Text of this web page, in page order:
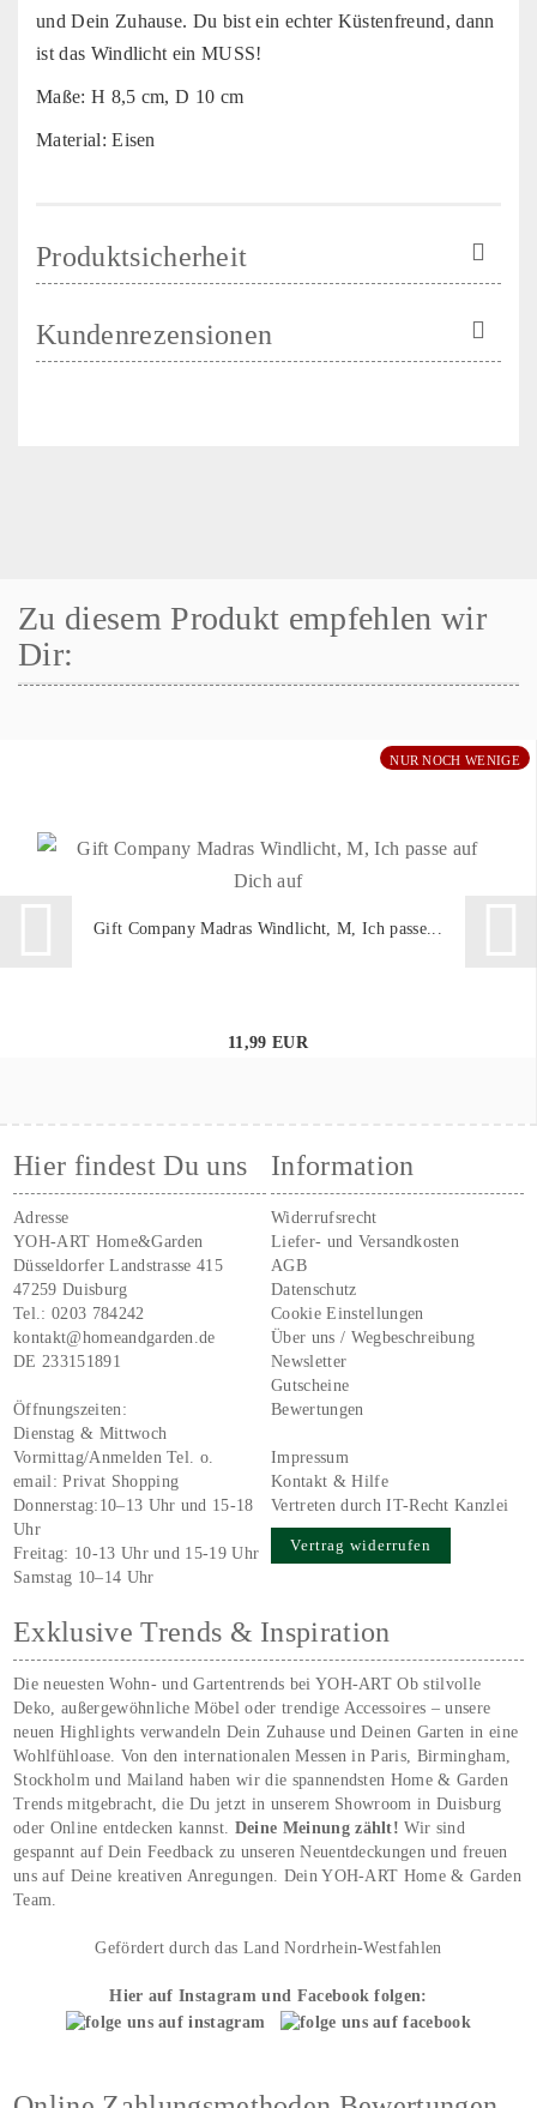
und Dein Zuhause. Du bist ein echter Küstenfreund, dann
ist das Windlicht ein MUSS!
Maße: H 8,5 cm, D 10 cm
Material: Eisen
Produktsicherheit
Kundenrezensionen
Zu diesem Produkt empfehlen wir
Dir:
NUR NOCH WENIGE
Gift Company Madras Windlicht, M, Ich passe...
11,99 EUR
Hier findest Du uns
Adresse
YOH-ART Home&Garden
Düsseldorfer Landstrasse 415
47259 Duisburg
Tel.:0203 784242
kontakt@homeandgarden.de
DE 233151891
Öffnungszeiten:
Dienstag & Mittwoch
Vormittag/Anmelden Tel. o.
email:Privat Shopping
Donnerstag:10–13 Uhr und 15-18
Uhr
Freitag: 10-13 Uhr und 15-19 Uhr
Samstag 10–14 Uhr
Information
Widerrufsrecht
Liefer- und Versandkosten
AGB
Datenschutz
Cookie Einstellungen
Über uns / Wegbeschreibung
Newsletter
Gutscheine
Bewertungen
Impressum
Kontakt & Hilfe
Vertreten durch IT-Recht Kanzlei
Vertrag widerrufen
Exklusive Trends & Inspiration
Die neuesten Wohn- und Gartentrends bei YOH‑ART Ob stilvolle
Deko, außergewöhnliche Möbel oder trendige Accessoires – unsere
neuen Highlights verwandeln Dein Zuhause und Deinen Garten in eine
Wohlfühloase. Von den internationalen Messen in Paris, Birmingham,
Stockholm und Mailand haben wir die spannendsten Home & Garden
Trends mitgebracht, die Du jetzt in unserem Showroom in Duisburg
oder Online entdecken kannst. Deine Meinung zählt!Wir sind
gespannt auf Dein Feedback zu unseren Neuentdeckungen und freuen
uns auf Deine kreativen Anregungen. Dein YOH‑ART Home & Garden
Team.
Gefördert durch das Land Nordrhein-Westfahlen
Hier auf Instagram und Facebook folgen: